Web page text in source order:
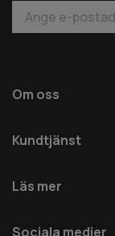
Om oss
Kundtjänst
Läs mer
Sociala medier